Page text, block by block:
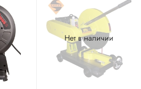
Нет в наличии